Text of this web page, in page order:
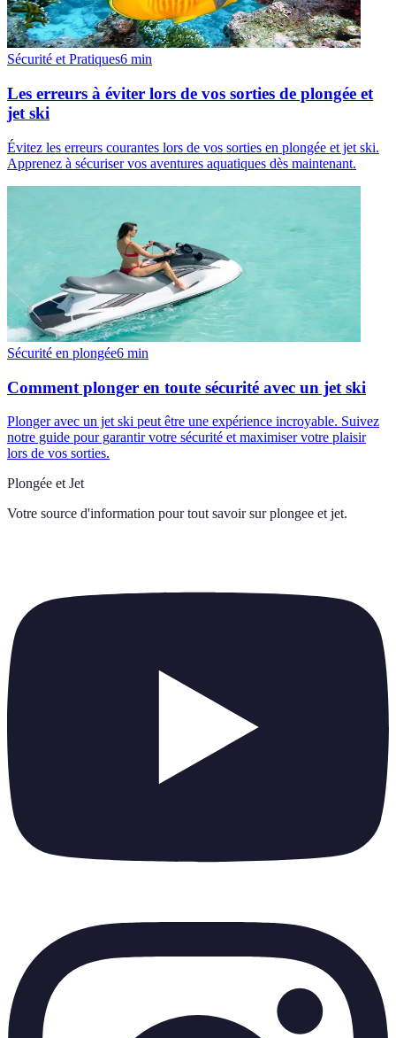
Sécurité et Pratiques6 min
Les erreurs à éviter lors de vos sorties de plongée et
jet ski
Évitez les erreurs courantes lors de vos sorties en plongée et jet ski.
Apprenez à sécuriser vos aventures aquatiques dès maintenant.
Sécurité en plongée6 min
Comment plonger en toute sécurité avec un jet ski
Plonger avec un jet ski peut être une expérience incroyable. Suivez
notre guide pour garantir votre sécurité et maximiser votre plaisir
lors de vos sorties.
Plongée et Jet
Votre source d'information pour tout savoir sur plongee et jet.